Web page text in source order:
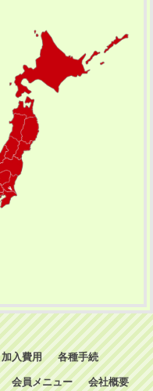
加入費用 各種手続
会員メニュー 会社概要